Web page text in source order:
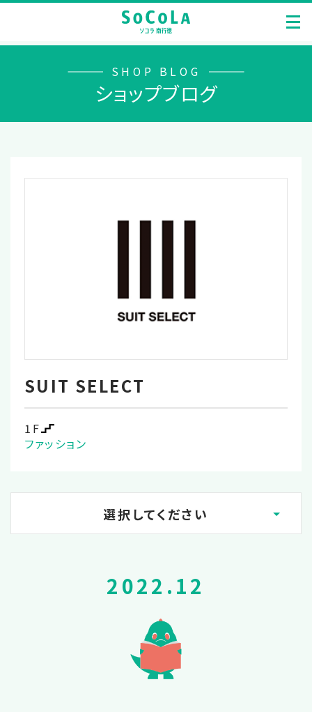
SHOP BLOG
ショップブログ
SUIT SELECT
1F
ファッション
選択してください
2022.12
2022.11
2022.10
2022.12